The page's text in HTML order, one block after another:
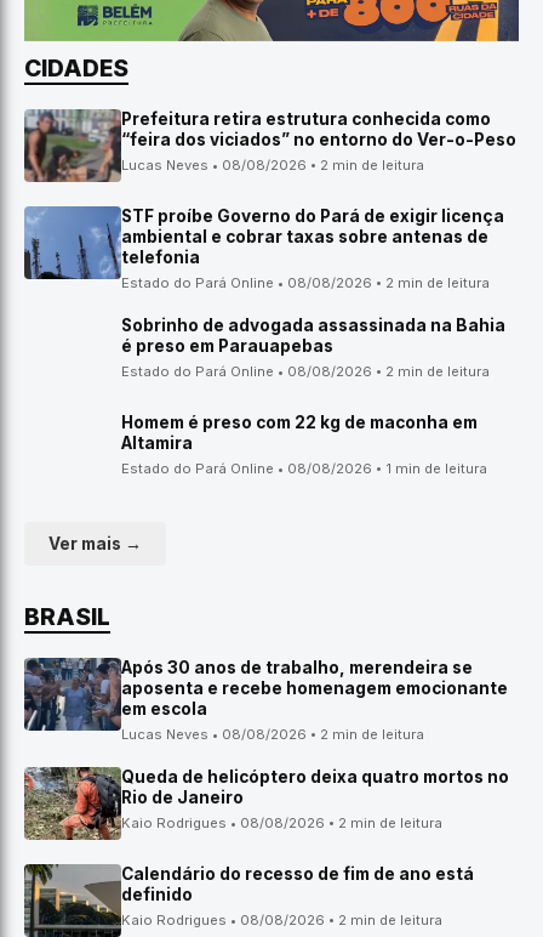
CIDADES
Prefeitura retira estrutura conhecida como
“feira dos viciados” no entorno do Ver-o-Peso
Lucas Neves • 08/08/2026 • 2 min de leitura
STF proíbe Governo do Pará de exigir licença
ambiental e cobrar taxas sobre antenas de
telefonia
Estado do Pará Online • 08/08/2026 • 2 min de leitura
Sobrinho de advogada assassinada na Bahia
é preso em Parauapebas
Estado do Pará Online • 08/08/2026 • 2 min de leitura
Homem é preso com 22 kg de maconha em
Altamira
Estado do Pará Online • 08/08/2026 • 1 min de leitura
Ver mais →
BRASIL
Após 30 anos de trabalho, merendeira se
aposenta e recebe homenagem emocionante
em escola
Lucas Neves • 08/08/2026 • 2 min de leitura
Queda de helicóptero deixa quatro mortos no
Rio de Janeiro
Kaio Rodrigues • 08/08/2026 • 2 min de leitura
Calendário do recesso de fim de ano está
definido
Kaio Rodrigues • 08/08/2026 • 2 min de leitura